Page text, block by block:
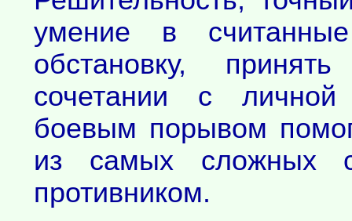
умение в
обстановку,
сочетании с личной
боевым порывом
из самых сложных
противником.